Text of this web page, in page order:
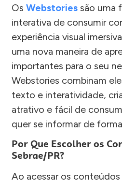
Os Webstories são uma
interativa de consumir
experiência visual
uma nova maneira de
importantes para o seu
Webstories combinam
texto e interatividade,
atrativo e fácil de
quer se informar de
Por Que Escolher os
Sebrae/PR?
Ao acessar os